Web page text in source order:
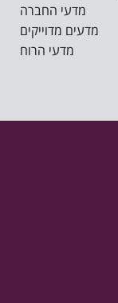
מדעי החברה
מדעים מדוייקים
מדעי הרוח